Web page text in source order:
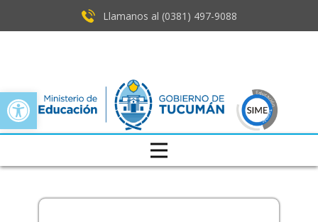
Open toolbar
Llamanos al (0381) ​497-9088